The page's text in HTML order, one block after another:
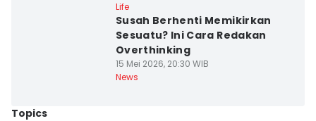
Life
Susah Berhenti Memikirkan
Sesuatu? Ini Cara Redakan
Overthinking
15 Mei 2026, 20:30 WIB
News
Topics